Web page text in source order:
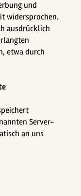
und
widersprochen.
ausdrücklich
etwa durch
Server-
an uns